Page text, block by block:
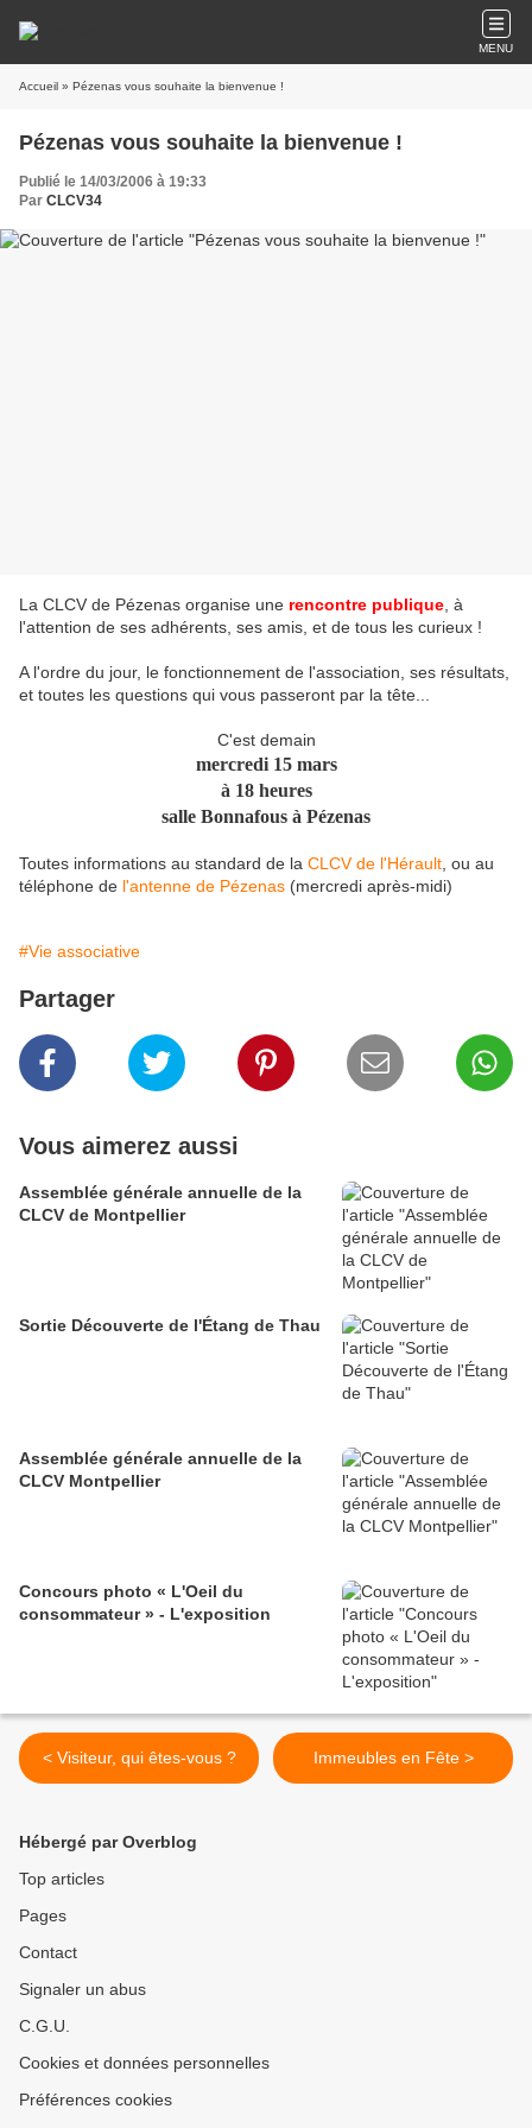
MENU
Accueil » Pézenas vous souhaite la bienvenue !
Pézenas vous souhaite la bienvenue !
Publié le 14/03/2006 à 19:33
Par CLCV34
La CLCV de Pézenas organise une rencontre publique , à
l'attention de ses adhérents, ses amis, et de tous les curieux !
A l'ordre du jour, le fonctionnement de l'association, ses résultats,
et toutes les questions qui vous passeront par la tête...
C'est demain
mercredi 15 mars
à 18 heures
salle Bonnafous à Pézenas
Toutes informations au standard de la CLCV de l'Hérault , ou au
téléphone de l'antenne de Pézenas (mercredi après-midi)
#Vie associative
Partager
Vous aimerez aussi
Assemblée générale annuelle de la
CLCV de Montpellier
Sortie Découverte de l'Étang de Thau
Assemblée générale annuelle de la
CLCV Montpellier
Concours photo « L'Oeil du
consommateur » - L'exposition
< Visiteur, qui êtes-vous ? Immeubles en Fête >
Hébergé par Overblog
Top articles
Pages
Contact
Signaler un abus
C.G.U.
Cookies et données personnelles
Préférences cookies